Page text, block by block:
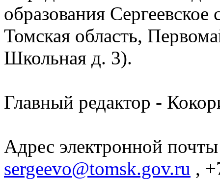
образования
Томская область,
Школьная д. 3).
Главный редактор -
Адрес электронной
sergeevo@tomsk.gov.ru ,